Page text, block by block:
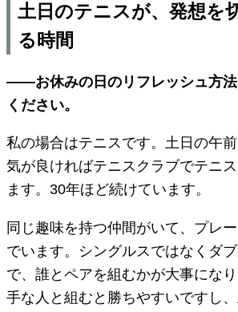
土日のテニスが、発想を
る時間
――お休みの日のリフレッシュ方法
ください。
私の場合はテニスです。土日の午
気が良ければテニスクラブでテニ
ます。30年ほど続けています。
同じ趣味を持つ仲間がいて、プレ
でいます。シングルスではなくダ
で、誰とペアを組むかが大事にな
手な人と組むと勝ちやすいですし